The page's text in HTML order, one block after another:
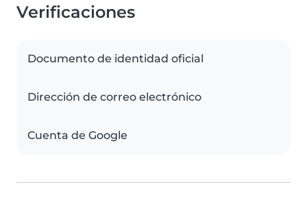
Verificaciones
Documento de identidad oficial
Dirección de correo electrónico
Cuenta de Google